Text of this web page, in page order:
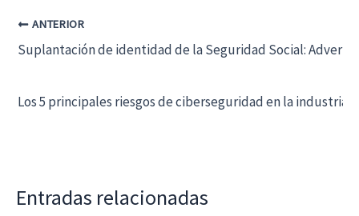
ANTERIOR
Suplantación de identidad de la Seguridad Social:
Los 5 principales riesgos de ciberseguridad en la industria
Entradas relacionadas